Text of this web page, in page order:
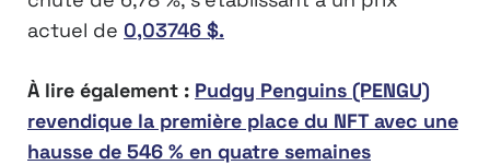
actuel de 0,03746 $.
À lire également : Pudgy Penguins (PENGU)
revendique la première place du NFT avec une
hausse de 546 % en quatre semaines